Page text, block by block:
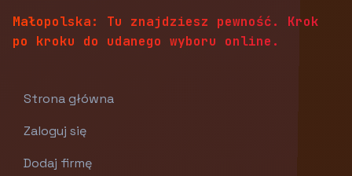
Małopolska: Tu znajdziesz pewność. Krok
po kroku do udanego wyboru online.
Strona główna
Zaloguj się
Dodaj firmę